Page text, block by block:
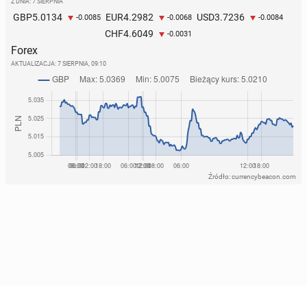
GBP5.0134 -0.0085 EUR4.2982 -0.0068 USD3.7236 -0.0084
CHF4.6049 -0.0031
Forex
AKTUALIZACJA: 7 SIERPNIA, 09:10
Źródło: currencybeacon.com